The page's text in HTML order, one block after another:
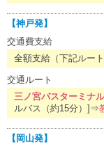
【神戸発】
交通費支給
全額支給（下記ルー
交通ルート
三ノ宮バスターミナル
ルバス（約15分）]⇒
【岡山発】